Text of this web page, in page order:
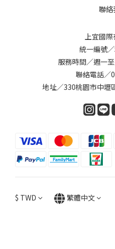
聯絡
上宜國際
統一編號
服務時間／週一
聯絡電話／
地址／330桃園市中壢
$ TWD 繁體中文